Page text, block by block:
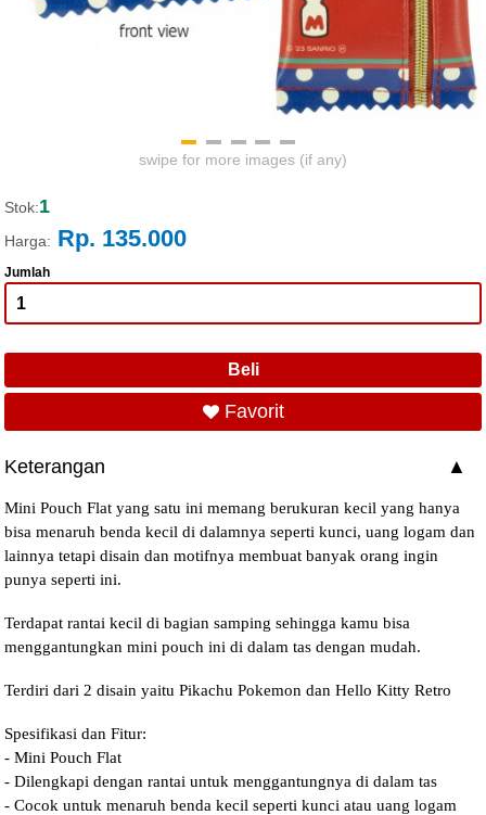
swipe for more images (if any)
Stok:1
Harga: Rp. 135.000
Jumlah
Favorit
Keterangan
Mini Pouch Flat yang satu ini memang berukuran kecil yang hanya
bisa menaruh benda kecil di dalamnya seperti kunci, uang logam dan
lainnya tetapi disain dan motifnya membuat banyak orang ingin
punya seperti ini.
Terdapat rantai kecil di bagian samping sehingga kamu bisa
menggantungkan mini pouch ini di dalam tas dengan mudah.
Terdiri dari 2 disain yaitu Pikachu Pokemon dan Hello Kitty Retro
Spesifikasi dan Fitur:
- Mini Pouch Flat
- Dilengkapi dengan rantai untuk menggantungnya di dalam tas
- Cocok untuk menaruh benda kecil seperti kunci atau uang logam